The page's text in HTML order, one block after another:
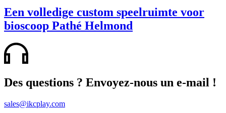
Een volledige custom speelruimte voor
bioscoop Pathé Helmond
Des questions ? Envoyez-nous un e-mail !
sales@ikcplay.com